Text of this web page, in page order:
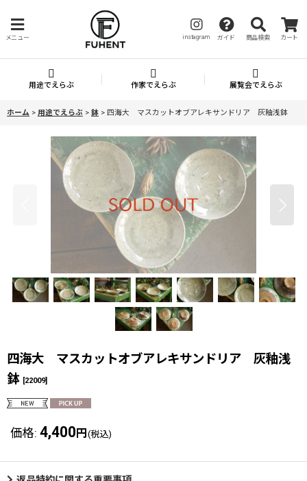
メニュー instagram ガイド 商品検索 カート
用途でえらぶ 作家でえらぶ 展覧会でえらぶ
ホーム > 用途でえらぶ > 鉢 > 四海大 マスカットオブアレキサンドリア 灰釉浅鉢
四海大 マスカットオブアレキサンドリア 灰釉浅
鉢 [22009]
価格: 4,400 円 (税込)